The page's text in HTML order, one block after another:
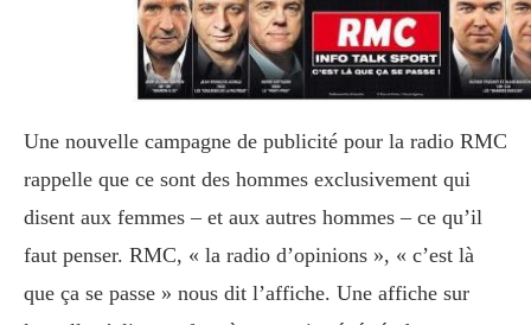
Une nouvelle campagne de publicité pour la radio RMC
rappelle que ce sont des hommes exclusivement qui
disent aux femmes – et aux autres hommes – ce qu’il
faut penser. RMC, « la radio d’opinions », « c’est là
que ça se passe » nous dit l’affiche. Une affiche sur